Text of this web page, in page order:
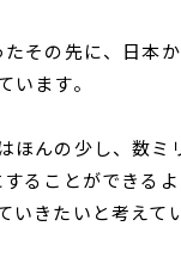
その先に、日本か
ます。
ほんの少し、数ミ
ることができる
いきたいと考えて